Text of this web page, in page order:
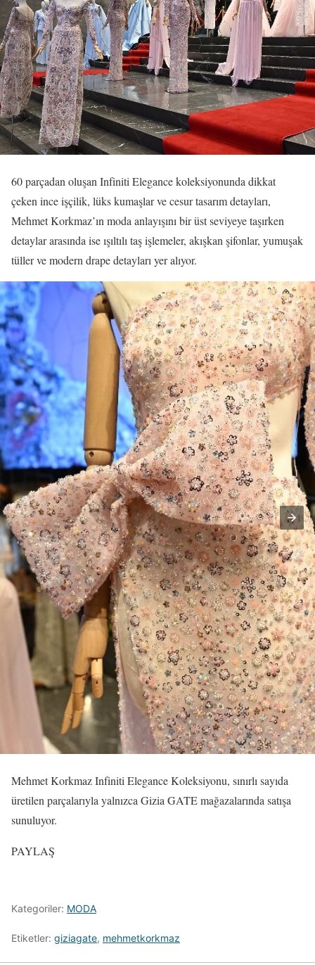
60 parçadan oluşan Infiniti Elegance koleksiyonunda dikkat
çeken ince işçilik, lüks kumaşlar ve cesur tasarım detayları,
Mehmet Korkmaz’ın moda anlayışını bir üst seviyeye taşırken
detaylar arasında ise ışıltılı taş işlemeler, akışkan şifonlar, yumuşak
tüller ve modern drape detayları yer alıyor.
Mehmet Korkmaz Infiniti Elegance Koleksiyonu, sınırlı sayıda
üretilen parçalarıyla yalnızca Gizia GATE mağazalarında satışa
sunuluyor.
PAYLAŞ
Kategoriler: MODA
Etiketler: giziagate, mehmetkorkmaz